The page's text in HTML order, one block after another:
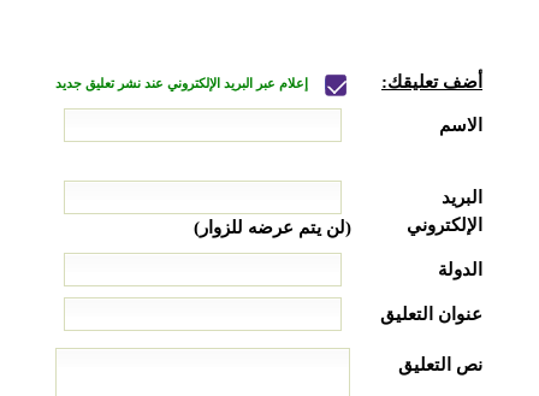
أضف تعليقك: إعلام عبر البريد الإلكتروني عند نشر تعليق جديد
الاسم
البريد
الإلكتروني
(لن يتم عرضه للزوار)
الدولة
عنوان التعليق
نص التعليق